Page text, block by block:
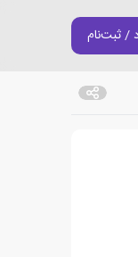
/ ثبت‌نام